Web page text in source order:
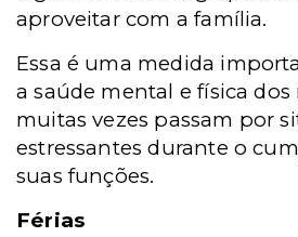
aproveitar com a família.
Essa é uma medida
a saúde mental e física
muitas vezes passam por
estressantes durante o
suas funções.
Férias